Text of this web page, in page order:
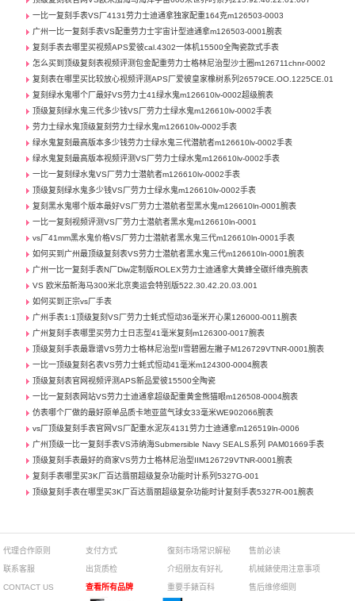
一比一复刻手表VS厂4131劳力士迪通拿独家配重164克m126503-0003
广州一比一复刻手表VS配重劳力士宇宙计型迪通拿m126503-0001腕表
复刻手表去哪里买视频APS爱彼cal.4302一体机15500全陶瓷款式手表
怎么买到顶级复刻表视频评测包金配重劳力士格林尼治型沙士圈m126711chnr-0002
复刻表在哪里买比较放心视频评测APS厂爱彼皇家橡树系列26579CE.OO.1225CE.01
复刻绿水鬼哪个厂最好VS劳力士41绿水鬼m126610lv-0002超级腕表
顶级复刻绿水鬼三代多少钱VS厂劳力士绿水鬼m126610lv-0002手表
劳力士绿水鬼顶级复刻劳力士绿水鬼m126610lv-0002手表
绿水鬼复刻最高版本多少钱劳力士绿水鬼三代潜航者m126610lv-0002手表
绿水鬼复刻最高版本视频评测VS厂劳力士绿水鬼m126610lv-0002手表
一比一复刻绿水鬼VS厂劳力士潜航者m126610lv-0002手表
顶级复刻绿水鬼多少钱VS厂劳力士绿水鬼m126610lv-0002手表
复刻黑水鬼哪个版本最好VS厂劳力士潜航者型黑水鬼m126610ln-0001腕表
一比一复刻视频评测VS厂劳力士潜航者黑水鬼m126610ln-0001
vs厂41mm黑水鬼价格VS厂劳力士潜航者黑水鬼三代m126610ln-0001手表
如何买到广州最顶级复刻表VS劳力士潜航者黑水鬼三代m126610ln-0001腕表
广州一比一复刻手表N厂Diw定制版ROLEX劳力士迪通拿大黄蜂全碳纤维壳腕表
VS 欧米茄新海马300米北京奥运会特别版522.30.42.20.03.001
如何买到正宗vs厂手表
广州手表1:1顶级复刻VS厂劳力士蚝式恒动36毫米开心果126000-0011腕表
广州复刻手表哪里买劳力士日志型41毫米复刻m126300-0017腕表
顶级复刻手表最靠谱VS劳力士格林尼治型II雪碧圈左撇子M126729VTNR-0001腕表
一比一顶级复刻名表VS劳力士蚝式恒动41毫米m124300-0004腕表
顶级复刻表官网视频评测APS新品爱彼15500全陶瓷
一比一复刻表网站VS劳力士迪通拿超级配重黄金熊猫眼m126508-0004腕表
仿表哪个厂做的最好原单品质卡地亚蓝气球女33毫米WE902066腕表
vs厂顶级复刻手表官网VS厂配重水泥灰4131劳力士迪通拿m126519ln-0006
广州顶级一比一复刻手表VS沛纳海Submersible Navy SEALS系列 PAM01669手表
顶级复刻手表最好的商家VS劳力士格林尼治型IIM126729VTNR-0001腕表
复刻手表哪里买3K厂百达翡丽超级复杂功能时计系列5327G-001
顶级复刻手表在哪里买3K厂百达翡丽超级复杂功能时计复刻手表5327R-001腕表
代理合作原则
联系客服
CONTACT US
支付方式
出货质检
查看所有品牌
復刻市场常识解秘
介绍朋友有好礼
重要手錶百科
售前必读
机械錶使用注意事项
售后维修细则